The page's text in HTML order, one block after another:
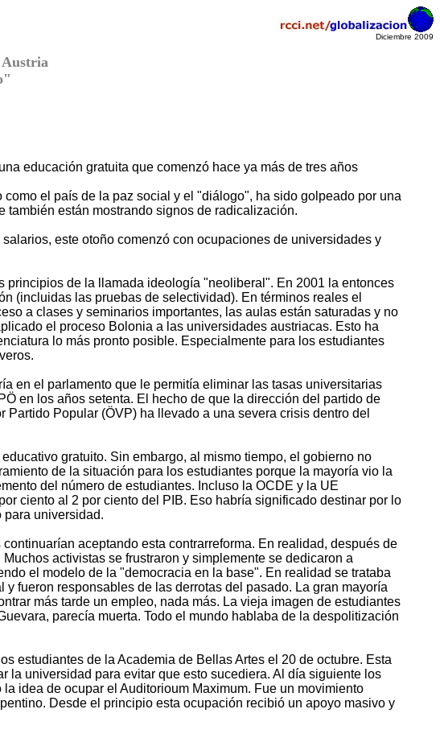
Diciembre 2009
Austria
educación gratuita que comenzó hace ya más de tres años
el país de la paz social y el "diálogo", ha sido golpeado por una
también están mostrando signos de radicalización.
este otoño comenzó con ocupaciones de universidades y
principios de la llamada ideología "neoliberal". En 2001 la entonces
(incluidas las pruebas de selectividad). En términos reales el
a clases y seminarios importantes, las aulas están saturadas y no
el proceso Bolonia a las universidades austriacas. Esto ha
lo más pronto posible. Especialmente para los estudiantes
en el parlamento que le permitía eliminar las tasas universitarias
en los años setenta. El hecho de que la dirección del partido de
Popular (ÖVP) ha llevado a una severa crisis dentro del
gratuito. Sin embargo, al mismo tiempo, el gobierno no
de la situación para los estudiantes porque la mayoría vio la
del número de estudiantes. Incluso la OCDE y la UE
ciento al 2 por ciento del PIB. Eso habría significado destinar por lo
para universidad.
aceptando esta contrarreforma. En realidad, después de
activistas se frustraron y simplemente se dedicaron a
el modelo de la "democracia en la base". En realidad se trataba
fueron responsables de las derrotas del pasado. La gran mayoría
más tarde un empleo, nada más. La vieja imagen de estudiantes
parecía muerta. Todo el mundo hablaba de la despolitización
estudiantes de la Academia de Bellas Artes el 20 de octubre. Esta
la universidad para evitar que esto sucediera. Al día siguiente los
idea de ocupar el Auditorioum Maximum. Fue un movimiento
Desde el principio esta ocupación recibió un apoyo masivo y